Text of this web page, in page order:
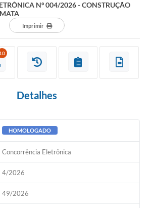
Nº 004/2026 - CONSTRUÇÃO
Imprimir
10
Detalhes
HOMOLOGADO
Concorrência Eletrônica
4/2026
49/2026